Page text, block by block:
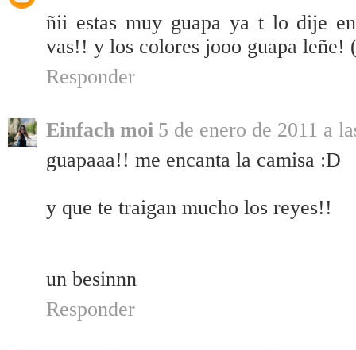
ñii estas muy guapa ya t lo dije
vas!! y los colores jooo guapa leñe!
Responder
Einfach moi 5 de enero de 2011 a
guapaaa!! me encanta la camisa :D
y que te traigan mucho los reyes!!
un besinnn
Responder